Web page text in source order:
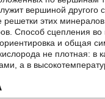
вершиной другого
решетки этих
Способ сцепления
и общая
не плотная:
а в